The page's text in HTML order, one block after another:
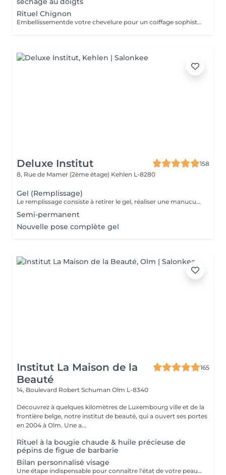
Rituel Chignon
Embellissementde votre chevelure pour un coiffage sophistiqué et personnalisé pour un événement spécial
Deluxe Institut
158
8, Rue de Mamer (2ème étage) Kehlen L-8280
Gel (Remplissage)
Le remplissage consiste à retirer le gel, réaliser une manucure et poser de nouveau du gel. Veuillez noter qu'un supplément de 3 € sera ajouté si vous avez des ongles cassés. Si plus de 4 ongles sont cassés, le tarif d'une pose complète sera appliqué. Le prix étudiant est appliqué aux enfants des clientes habituelles.
Semi-permanent
Nouvelle pose complète gel
Institut La Maison de la
Beauté
165
14, Boulevard Robert Schuman Olm L-8340
Découvrez à quelques kilomètres de Luxembourg ville et de la
frontière belge, notre institut de beauté, qui a ouvert ses portes
en 2004 à Olm. Une a...
Rituel à la bougie chaude & huile précieuse de
pépins de figue de barbarie
Bilan personnalisé visage
Une étape indispensable pour connaître l'état de votre peau, les zones à traiter et les habitudes de vie afin de proposer le soin le plus adapté ainsi qu'une bonne routine à domicile.